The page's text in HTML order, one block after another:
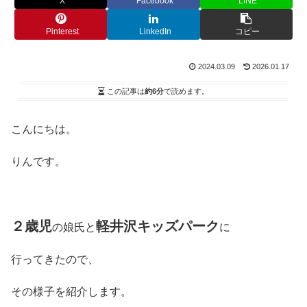
Pinterest LinkedIn コピー
2024.03.09 2026.01.17
この記事は約6分で読めます。
こんにちは。
りんです。
２歳児の娘氏と軽井沢キッズパークに
行ってきたので、
その様子を紹介します。